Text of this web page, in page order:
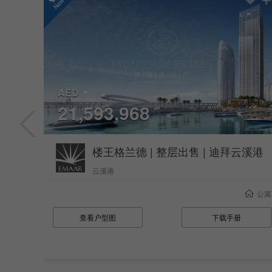
AED
21,593,968
楼王格兰德 | 整层出售 | 迪拜云溪港
云溪港
公寓
查看户型图 下载手册